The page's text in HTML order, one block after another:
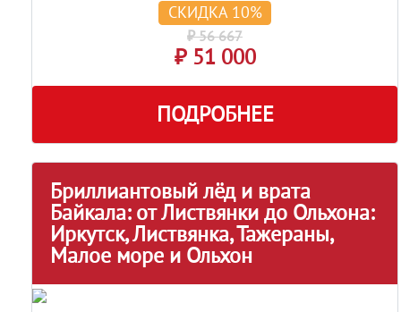
СКИДКА 10%
₽ 56 667
₽ 51 000
ПОДРОБНЕЕ
Бриллиантовый лёд и врата
Байкала: от Листвянки до Ольхона:
Иркутск, Листвянка, Тажераны,
Малое море и Ольхон